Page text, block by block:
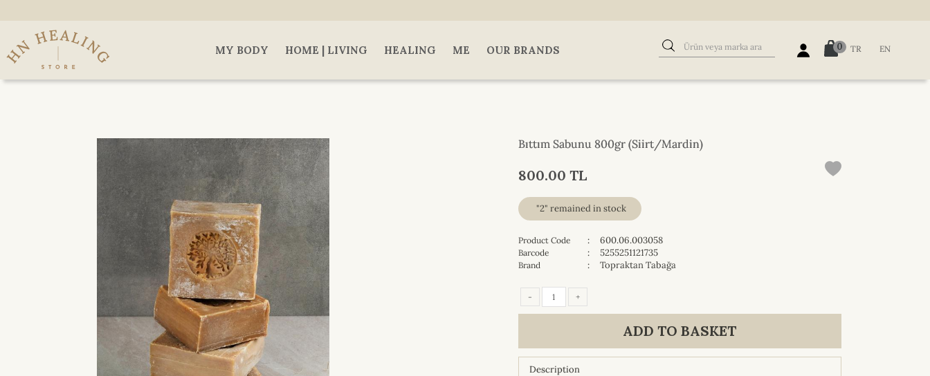
MY BODY HOME | LIVING HEALING ME OUR BRANDS 0 TR EN
Bıttım Sabunu 800gr (Siirt/Mardin)
800.00 TL
"2" remained in stock
Product Code : 600.06.003058
Barcode : 5255251121735
Brand : Topraktan Tabağa
- +
ADD TO BASKET
Description